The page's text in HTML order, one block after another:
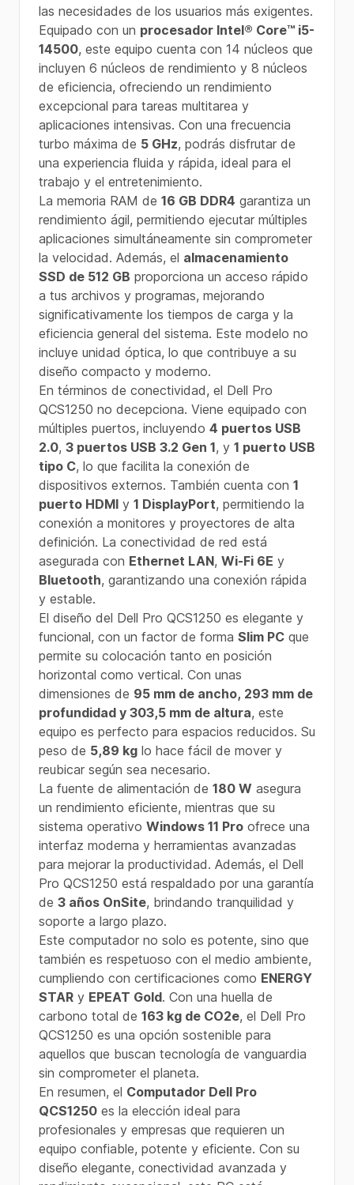
las necesidades de los usuarios más exigentes.
Equipado con un procesador Intel® Core™ i5-
14500, este equipo cuenta con 14 núcleos que
incluyen 6 núcleos de rendimiento y 8 núcleos
de eficiencia, ofreciendo un rendimiento
excepcional para tareas multitarea y
aplicaciones intensivas. Con una frecuencia
turbo máxima de 5 GHz, podrás disfrutar de
una experiencia fluida y rápida, ideal para el
trabajo y el entretenimiento.
La memoria RAM de 16 GB DDR4 garantiza un
rendimiento ágil, permitiendo ejecutar múltiples
aplicaciones simultáneamente sin comprometer
la velocidad. Además, el almacenamiento
SSD de 512 GB proporciona un acceso rápido
a tus archivos y programas, mejorando
significativamente los tiempos de carga y la
eficiencia general del sistema. Este modelo no
incluye unidad óptica, lo que contribuye a su
diseño compacto y moderno.
En términos de conectividad, el Dell Pro
QCS1250 no decepciona. Viene equipado con
múltiples puertos, incluyendo 4 puertos USB
2.0, 3 puertos USB 3.2 Gen 1, y 1 puerto USB
tipo C, lo que facilita la conexión de
dispositivos externos. También cuenta con 1
puerto HDMI y 1 DisplayPort, permitiendo la
conexión a monitores y proyectores de alta
definición. La conectividad de red está
asegurada con Ethernet LAN, Wi-Fi 6E y
Bluetooth, garantizando una conexión rápida
y estable.
El diseño del Dell Pro QCS1250 es elegante y
funcional, con un factor de forma Slim PC que
permite su colocación tanto en posición
horizontal como vertical. Con unas
dimensiones de 95 mm de ancho, 293 mm de
profundidad y 303,5 mm de altura, este
equipo es perfecto para espacios reducidos. Su
peso de 5,89 kg lo hace fácil de mover y
reubicar según sea necesario.
La fuente de alimentación de 180 W asegura
un rendimiento eficiente, mientras que su
sistema operativo Windows 11 Pro ofrece una
interfaz moderna y herramientas avanzadas
para mejorar la productividad. Además, el Dell
Pro QCS1250 está respaldado por una garantía
de 3 años OnSite, brindando tranquilidad y
soporte a largo plazo.
Este computador no solo es potente, sino que
también es respetuoso con el medio ambiente,
cumpliendo con certificaciones como ENERGY
STAR y EPEAT Gold. Con una huella de
carbono total de 163 kg de CO2e, el Dell Pro
QCS1250 es una opción sostenible para
aquellos que buscan tecnología de vanguardia
sin comprometer el planeta.
En resumen, el Computador Dell Pro
QCS1250 es la elección ideal para
profesionales y empresas que requieren un
equipo confiable, potente y eficiente. Con su
diseño elegante, conectividad avanzada y